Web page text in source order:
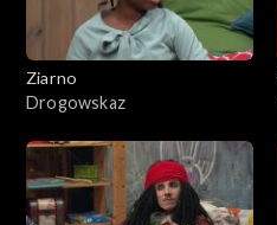
Ziarno
Drogowskaz